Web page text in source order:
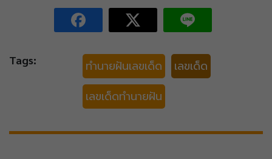
Tags: ทำนายฝันเลขเด็ด
เลขเด็ด
เลขเด็ดทำนายฝัน